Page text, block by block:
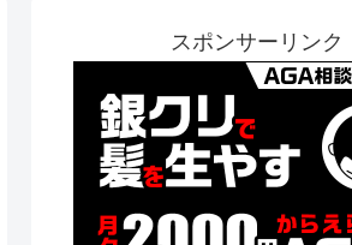
スポンサーリンク